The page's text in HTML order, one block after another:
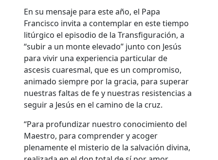
En su mensaje para este año, el Papa
Francisco invita a contemplar en este tiempo
litúrgico el episodio de la Transfiguración, a
“subir a un monte elevado” junto con Jesús
para vivir una experiencia particular de
ascesis cuaresmal, que es un compromiso,
animado siempre por la gracia, para superar
nuestras faltas de fe y nuestras resistencias a
seguir a Jesús en el camino de la cruz.
“Para profundizar nuestro conocimiento del
Maestro, para comprender y acoger
plenamente el misterio de la salvación divina,